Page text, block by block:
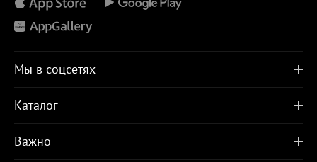
Мы в соцсетях
Каталог
Важно